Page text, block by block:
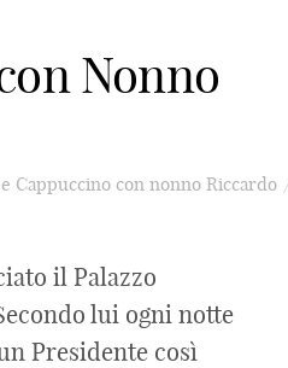
Nonno
Cappuccino con nonno Riccardo
il Palazzo
lui ogni notte
Presidente così